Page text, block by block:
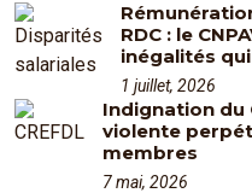
RDC : le
inégalités
1 juillet, 2026
Indignation du
violente
membres
7 mai, 2026